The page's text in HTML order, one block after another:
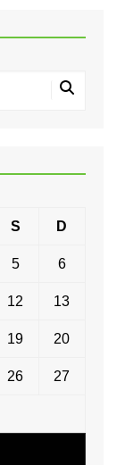
S D
5 6
12 13
19 20
26 27